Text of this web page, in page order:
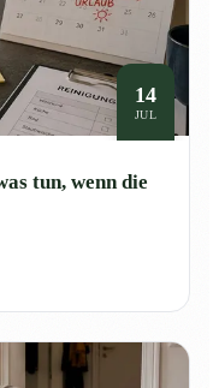
14
JUL
tun, wenn die